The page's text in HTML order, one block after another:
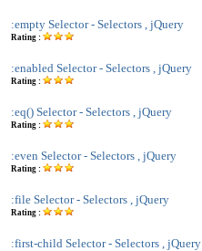
:empty Selector - Selectors , jQuery
Rating :
:enabled Selector - Selectors , jQuery
Rating :
:eq() Selector - Selectors , jQuery
Rating :
:even Selector - Selectors , jQuery
Rating :
:file Selector - Selectors , jQuery
Rating :
:first-child Selector - Selectors , jQuery